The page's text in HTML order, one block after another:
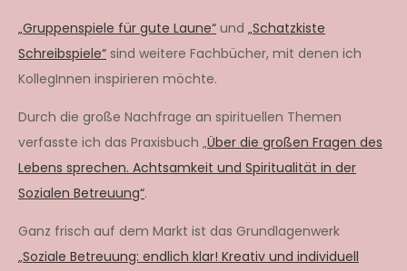
„Gruppenspiele für gute Laune“ und „Schatzkiste
Schreibspiele“ sind weitere Fachbücher, mit denen ich
KollegInnen inspirieren möchte.
Durch die große Nachfrage an spirituellen Themen
verfasste ich das Praxisbuch „Über die großen Fragen des
Lebens sprechen. Achtsamkeit und Spiritualität in der
Sozialen Betreuung“.
Ganz frisch auf dem Markt ist das Grundlagenwerk
„Soziale Betreuung: endlich klar! Kreativ und individuell